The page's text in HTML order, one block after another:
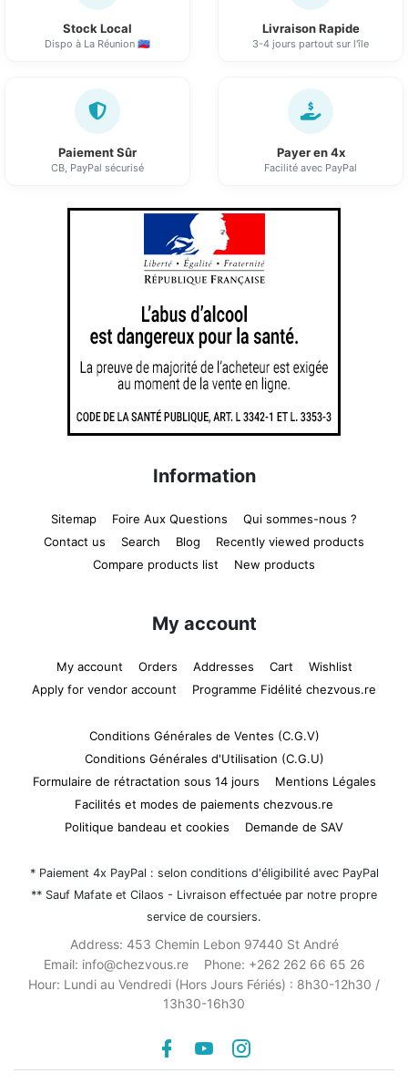
Stock Local
Dispo à La Réunion 🇷🇪
Livraison Rapide
3-4 jours partout sur l'île
Paiement Sûr
CB, PayPal sécurisé
Payer en 4x
Facilité avec PayPal
Information
Sitemap Foire Aux Questions
Qui sommes-nous ?
Contact us
Search Blog
Recently viewed products
Compare products list
New products
My account
My account Orders Addresses Cart
Wishlist
Apply for vendor account
Programme Fidélité chezvous.re
Conditions Générales de Ventes (C.G.V)
Conditions Générales d'Utilisation (C.G.U)
Formulaire de rétractation sous 14 jours
Mentions Légales
Facilités et modes de paiements chezvous.re
Politique bandeau et cookies
Demande de SAV
* Paiement 4x PayPal : selon conditions d'éligibilité avec PayPal
** Sauf Mafate et Cilaos - Livraison effectuée par notre propre
service de coursiers.
Address: 453 Chemin Lebon 97440 St André
Email: info@chezvous.re Phone: +262 262 66 65 26
Hour: Lundi au Vendredi (Hors Jours Fériés) : 8h30-12h30 /
13h30-16h30
Facebook
youtube
instagram